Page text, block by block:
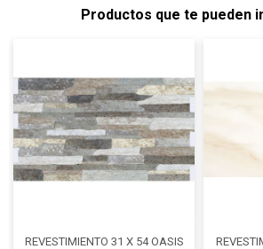
Productos que te pueden
REVESTIMIENTO 31 X 54 OASIS